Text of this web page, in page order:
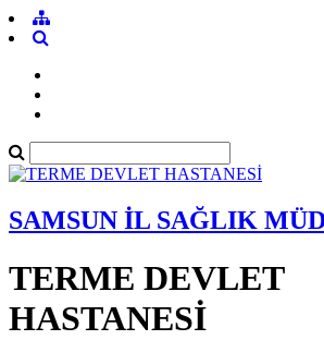
SAMSUN İL SAĞLIK
TERME DEVLET
HASTANESİ